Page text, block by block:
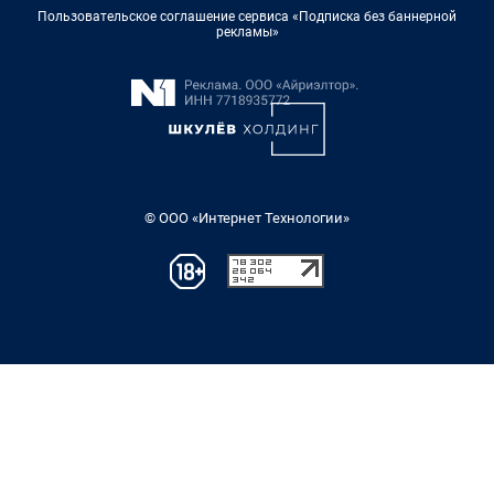
Пользовательское соглашение сервиса «Подписка без баннерной
рекламы»
© ООО «Интернет Технологии»